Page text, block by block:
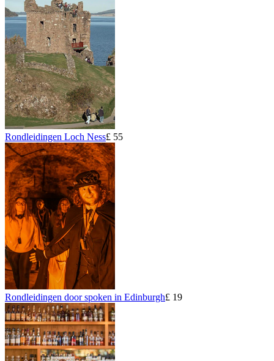
Rondleidingen Loch Ness£ 55
Rondleidingen door spoken in Edinburgh£ 19